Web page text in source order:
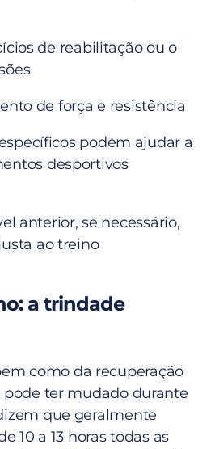
de reabilitação ou o
de força e resistência
podem ajudar a
desportivos
anterior, se necessário,
ao treino
a trindade
como da recuperação
pode ter mudado durante
que geralmente
10 a 13 horas todas as